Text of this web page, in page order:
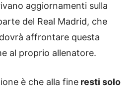
aggiornamenti sulla
del Real Madrid, che
affrontare questa
al proprio allenatore.
è che alla fine resti solo